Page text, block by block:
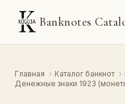
Banknotes
Главная › Каталог банкнот ›
Денежные знаки 1923